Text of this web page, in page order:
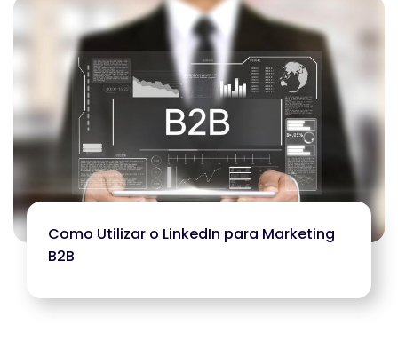
Como Utilizar o LinkedIn para Marketing
B2B